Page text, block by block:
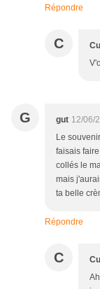
Répondre
C
G gut 12/06/
Le
faisais
collés le
mais
ta belle
Répondre
C